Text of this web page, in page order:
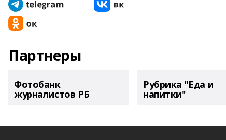
Партнеры
Фотобанк
журналистов РБ
Рубрика "Еда и
напитки"